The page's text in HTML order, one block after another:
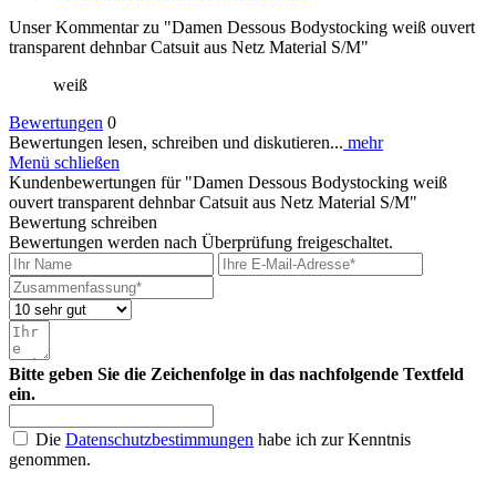
Unser Kommentar zu "Damen Dessous Bodystocking weiß ouvert
transparent dehnbar Catsuit aus Netz Material S/M"
weiß
Bewertungen 0
Bewertungen lesen, schreiben und diskutieren... mehr
Menü schließen
Kundenbewertungen für "Damen Dessous Bodystocking weiß
ouvert transparent dehnbar Catsuit aus Netz Material S/M"
Bewertung schreiben
Bewertungen werden nach Überprüfung freigeschaltet.
Bitte geben Sie die Zeichenfolge in das nachfolgende Textfeld
ein.
Die Datenschutzbestimmungen habe ich zur Kenntnis
genommen.